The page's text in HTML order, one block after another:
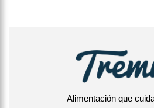
Alimentación que